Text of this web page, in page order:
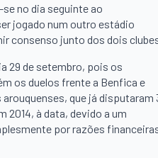
no dia seguinte ao
jogado num outro estádio
consenso junto dos dois
29 de setembro, pois os
os duelos frente a Benfica e
que já disputaram
2014, à data, devido a um
por razões